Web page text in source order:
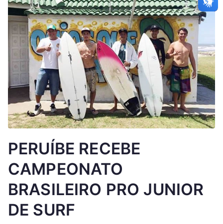
PERUÍBE RECEBE
CAMPEONATO
BRASILEIRO PRO JUNIOR
DE SURF